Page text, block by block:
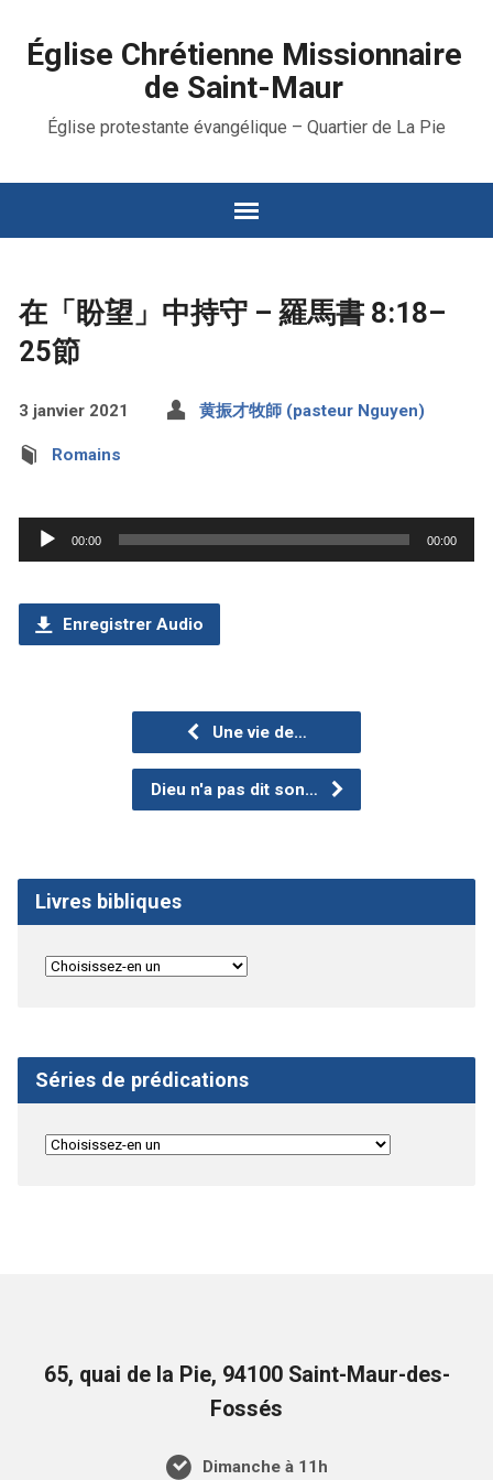
Église Chrétienne Missionnaire
de Saint-Maur
Église protestante évangélique – Quartier de La Pie
在「盼望」中持守 – 羅馬書 8:18–
25節
3 janvier 2021 黄振才牧師 (pasteur Nguyen)
Romains
Lecteur
audio
00:00 00:00
Enregistrer Audio
Une vie de…
Dieu n'a pas dit son…
Livres bibliques
Séries de prédications
65, quai de la Pie, 94100 Saint-Maur-des-
Fossés
Dimanche à 11h